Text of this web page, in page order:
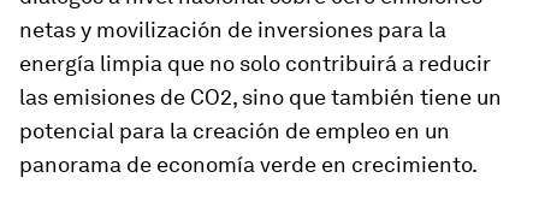
netas y movilización de inversiones para la
energía limpia que no solo contribuirá a reducir
las emisiones de CO2, sino que también tiene un
potencial para la creación de empleo en un
panorama de economía verde en crecimiento.